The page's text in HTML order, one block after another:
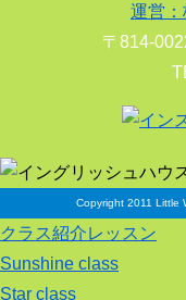
運営：
〒814-
Copyright 2011 Little
クラス紹介レッスン
Sunshine class
Star class